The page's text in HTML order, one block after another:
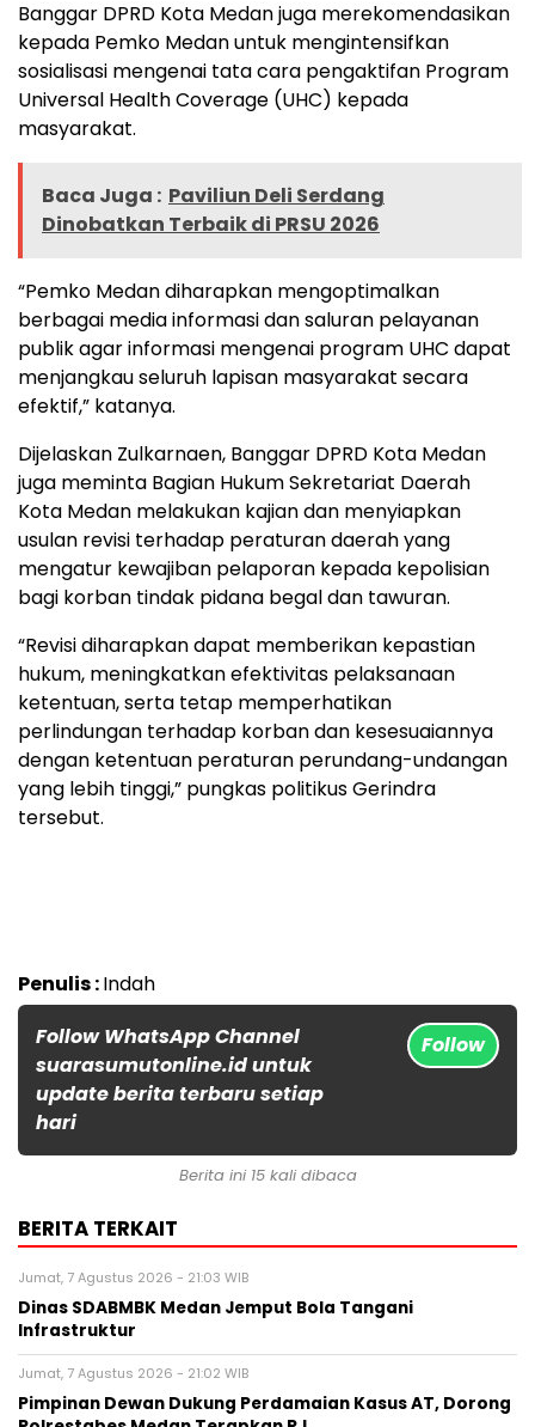
Banggar DPRD Kota Medan juga merekomendasikan
kepada Pemko Medan untuk mengintensifkan
sosialisasi mengenai tata cara pengaktifan Program
Universal Health Coverage (UHC) kepada
masyarakat.
Baca Juga : Paviliun Deli Serdang
Dinobatkan Terbaik di PRSU 2026
“Pemko Medan diharapkan mengoptimalkan
berbagai media informasi dan saluran pelayanan
publik agar informasi mengenai program UHC dapat
menjangkau seluruh lapisan masyarakat secara
efektif,” katanya.
Dijelaskan Zulkarnaen, Banggar DPRD Kota Medan
juga meminta Bagian Hukum Sekretariat Daerah
Kota Medan melakukan kajian dan menyiapkan
usulan revisi terhadap peraturan daerah yang
mengatur kewajiban pelaporan kepada kepolisian
bagi korban tindak pidana begal dan tawuran.
“Revisi diharapkan dapat memberikan kepastian
hukum, meningkatkan efektivitas pelaksanaan
ketentuan, serta tetap memperhatikan
perlindungan terhadap korban dan kesesuaiannya
dengan ketentuan peraturan perundang-undangan
yang lebih tinggi,” pungkas politikus Gerindra
tersebut.
Penulis :Indah
Follow WhatsApp Channel
suarasumutonline.id untuk
update berita terbaru setiap
hari
Follow
Berita ini 15 kali dibaca
BERITA TERKAIT
Jumat, 7 Agustus 2026 - 21:03 WIB
Dinas SDABMBK Medan Jemput Bola Tangani
Infrastruktur
Jumat, 7 Agustus 2026 - 21:02 WIB
Pimpinan Dewan Dukung Perdamaian Kasus AT, Dorong